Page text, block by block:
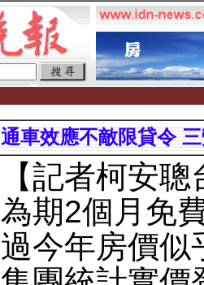
通車效應不敵限貸令
【記者柯安
為期2個月免
過今年房價似